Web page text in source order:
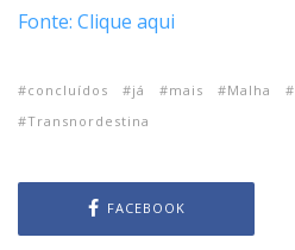
Fonte: Clique aqui
concluídos já mais Malha
Transnordestina
FACEBOOK